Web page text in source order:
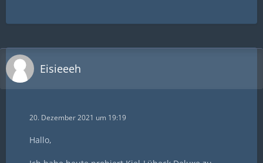
Eisieeeh
20. Dezember 2021 um 19:19
Hallo,